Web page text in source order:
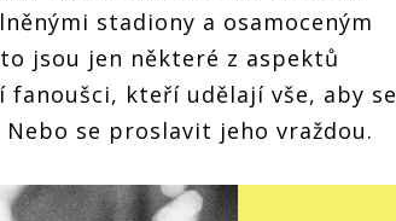
stadiony a osamoceným
jsou jen některé z aspektů
fanoušci, kteří udělají vše, aby se
se proslavit jeho vraždou.